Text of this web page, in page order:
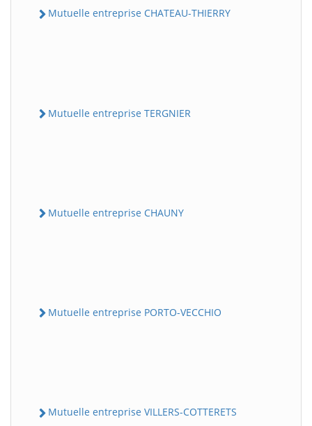
Mutuelle entreprise CHATEAU-THIERRY
Mutuelle entreprise TERGNIER
Mutuelle entreprise CHAUNY
Mutuelle entreprise PORTO-VECCHIO
Mutuelle entreprise VILLERS-COTTERETS